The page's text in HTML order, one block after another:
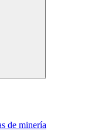
de minería